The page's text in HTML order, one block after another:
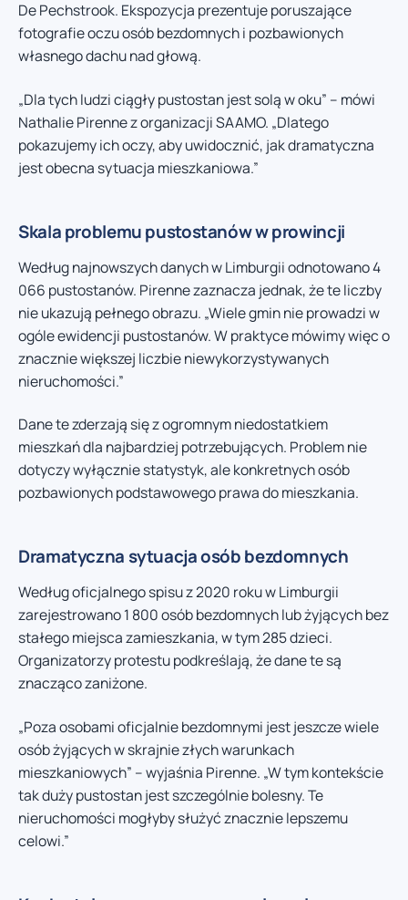
De Pechstrook. Ekspozycja prezentuje poruszające
fotografie oczu osób bezdomnych i pozbawionych
własnego dachu nad głową.
„Dla tych ludzi ciągły pustostan jest solą w oku” – mówi
Nathalie Pirenne z organizacji SAAMO. „Dlatego
pokazujemy ich oczy, aby uwidocznić, jak dramatyczna
jest obecna sytuacja mieszkaniowa.”
Skala problemu pustostanów w prowincji
Według najnowszych danych w Limburgii odnotowano 4
066 pustostanów. Pirenne zaznacza jednak, że te liczby
nie ukazują pełnego obrazu. „Wiele gmin nie prowadzi w
ogóle ewidencji pustostanów. W praktyce mówimy więc o
znacznie większej liczbie niewykorzystywanych
nieruchomości.”
Dane te zderzają się z ogromnym niedostatkiem
mieszkań dla najbardziej potrzebujących. Problem nie
dotyczy wyłącznie statystyk, ale konkretnych osób
pozbawionych podstawowego prawa do mieszkania.
Dramatyczna sytuacja osób bezdomnych
Według oficjalnego spisu z 2020 roku w Limburgii
zarejestrowano 1 800 osób bezdomnych lub żyjących bez
stałego miejsca zamieszkania, w tym 285 dzieci.
Organizatorzy protestu podkreślają, że dane te są
znacząco zaniżone.
„Poza osobami oficjalnie bezdomnymi jest jeszcze wiele
osób żyjących w skrajnie złych warunkach
mieszkaniowych” – wyjaśnia Pirenne. „W tym kontekście
tak duży pustostan jest szczególnie bolesny. Te
nieruchomości mogłyby służyć znacznie lepszemu
celowi.”